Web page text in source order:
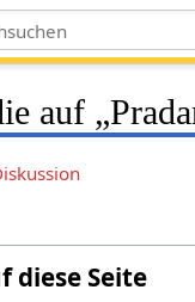
auf
diese Seite